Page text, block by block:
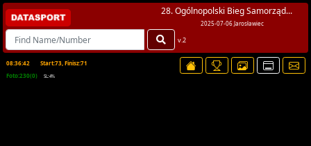
28. Ogólnopolski Bieg Samorząd...
2025-07-06 Jarosławiec
v.2
08:36:42
Start:73, Finisz:71
Foto:230(0)
SL:4%